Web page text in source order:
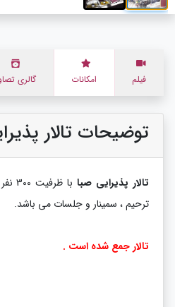
فیلم امکانات گالری
توضیحات تالار
تالار پذیرایی صبا
با
ترحیم ، سمینار و جلسات می باشد.
تالار جمع شده است .